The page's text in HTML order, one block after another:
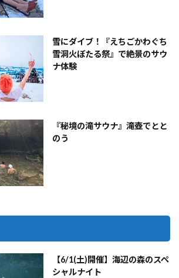
雪にダイブ！『えちごかわぐち
雪洞火ぼたる祭』で絶景のサウ
ナ体験
『秘境の滝サウナ』滝壺でとと
のう
【6/1(土)開催】海辺の森のスペ
シャルナイト